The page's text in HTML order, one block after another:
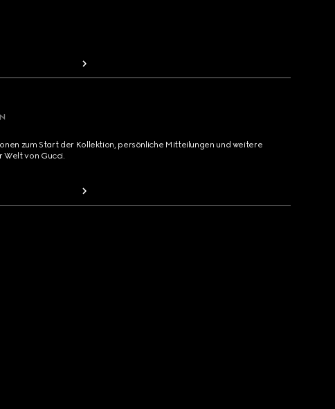
zum Start der Kollektion, persönliche Mitteilungen und weitere
von Gucci.